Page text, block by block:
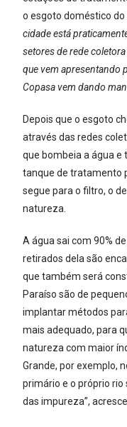
o esgoto doméstico
cidade está
setores de rede
que vem apresentando
Copasa vem dando
Depois que o esgoto
através das redes
que bombeia a água e
tanque de tratamento
segue para o filtro, o
natureza.
A água sai com 90%
retirados dela são
que também será
Paraíso são de
implantar métodos
mais adequado, para
natureza com maior
Grande, por exemplo,
primário e o próprio
das impureza”,